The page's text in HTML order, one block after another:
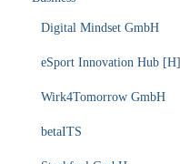
Digital Mindset GmbH
eSport Innovation Hub [H]
Wirk4Tomorrow GmbH
betaITS